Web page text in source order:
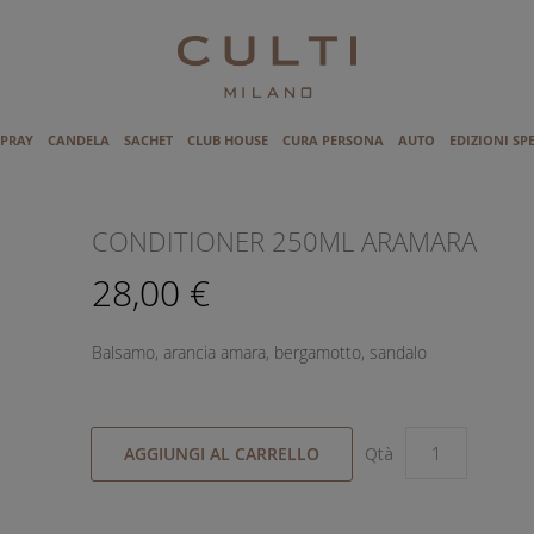
CANDELA SACHET CLUB HOUSE CURA PERSONA AUTO EDIZIONI
CONDITIONER 250ML ARAMARA
28,00 €
Balsamo, arancia amara, bergamotto, sandalo
AGGIUNGI AL CARRELLO Qtà